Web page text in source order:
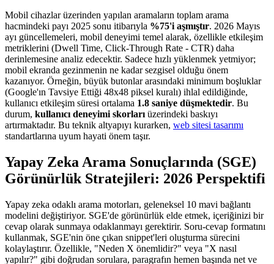
Mobil cihazlar üzerinden yapılan aramaların toplam arama
hacmindeki payı 2025 sonu itibarıyla %75'i aşmıştır. 2026 Mayıs
ayı güncellemeleri, mobil deneyimi temel alarak, özellikle etkileşim
metriklerini (Dwell Time, Click-Through Rate - CTR) daha
derinlemesine analiz edecektir. Sadece hızlı yüklenmek yetmiyor;
mobil ekranda gezinmenin ne kadar sezgisel olduğu önem
kazanıyor. Örneğin, büyük butonlar arasındaki minimum boşluklar
(Google'ın Tavsiye Ettiği 48x48 piksel kuralı) ihlal edildiğinde,
kullanıcı etkileşim süresi ortalama 1.8 saniye düşmektedir. Bu
durum, kullanıcı deneyimi skorları üzerindeki baskıyı
artırmaktadır. Bu teknik altyapıyı kurarken, web sitesi tasarımı
standartlarına uyum hayati önem taşır.
Yapay Zeka Arama Sonuçlarında (SGE)
Görünürlük Stratejileri: 2026 Perspektifi
Yapay zeka odaklı arama motorları, geleneksel 10 mavi bağlantı
modelini değiştiriyor. SGE'de görünürlük elde etmek, içeriğinizi bir
cevap olarak sunmaya odaklanmayı gerektirir. Soru-cevap formatını
kullanmak, SGE'nin öne çıkan snippet'leri oluşturma sürecini
kolaylaştırır. Özellikle, "Neden X önemlidir?" veya "X nasıl
yapılır?" gibi doğrudan sorulara, paragrafın hemen başında net ve